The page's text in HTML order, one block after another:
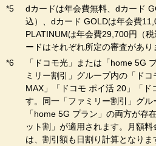
dカードは年会費無料、dカード
込）、dカード GOLDは年会費
PLATINUMは年会費29,700円（
ードはそれぞれ所定の審査があり
「ドコモ光」または「home 5G
ミリー割引」グループ内の「ド
MAX」「ドコモ ポイ活 20」「
す。同一「ファミリー割引」グル
「home 5G プラン」の両方が存
ット割」が適用されます。月額
は、割引額も日割り計算となり